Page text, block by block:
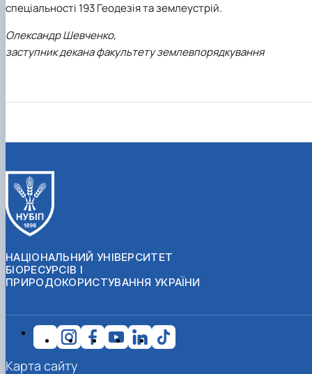
спеціальності 193 Геодезія та землеустрій.
Олександр Шевченко,
заступник декана факультету землевпорядкування
НАЦІОНАЛЬНИЙ УНІВЕРСИТЕТ
БІОРЕСУРСІВ І
ПРИРОДОКОРИСТУВАННЯ УКРАЇНИ
Карта сайту